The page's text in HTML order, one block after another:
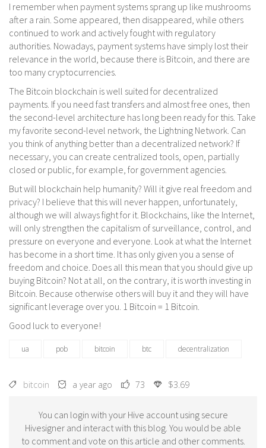
I remember when payment systems sprang up like mushrooms
after a rain. Some appeared, then disappeared, while others
continued to work and actively fought with regulatory
authorities. Nowadays, payment systems have simply lost their
relevance in the world, because there is Bitcoin, and there are
too many cryptocurrencies.
The Bitcoin blockchain is well suited for decentralized
payments. If you need fast transfers and almost free ones, then
the second-level architecture has long been ready for this. Take
my favorite second-level network, the Lightning Network. Can
you think of anything better than a decentralized network? If
necessary, you can create centralized tools, open, partially
closed or public, for example, for government agencies.
But will blockchain help humanity? Will it give real freedom and
privacy? I believe that this will never happen, unfortunately,
although we will always fight for it. Blockchains, like the Internet,
will only strengthen the capitalism of surveillance, control, and
pressure on everyone and everyone. Look at what the Internet
has become in a short time. It has only given you a sense of
freedom and choice. Does all this mean that you should give up
buying Bitcoin? Not at all, on the contrary, it is worth investing in
Bitcoin. Because otherwise others will buy it and they will have
significant leverage over you. 1 Bitcoin = 1 Bitcoin.
Good luck to everyone!
ua pob bitcoin btc decentralization
bitcoin a year ago 73 $3.69
You can login with your Hive account using secure
Hivesigner and interact with this blog. You would be able
to comment and vote on this article and other comments.